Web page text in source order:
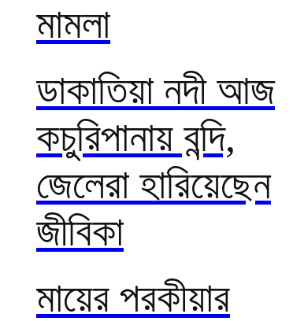
মামলা
ডাকাতিয়া নদী আজ
কচুরিপানায় বন্দি,
জেলেরা হারিয়েছেন
জীবিকা
মায়ের পরকীয়ার